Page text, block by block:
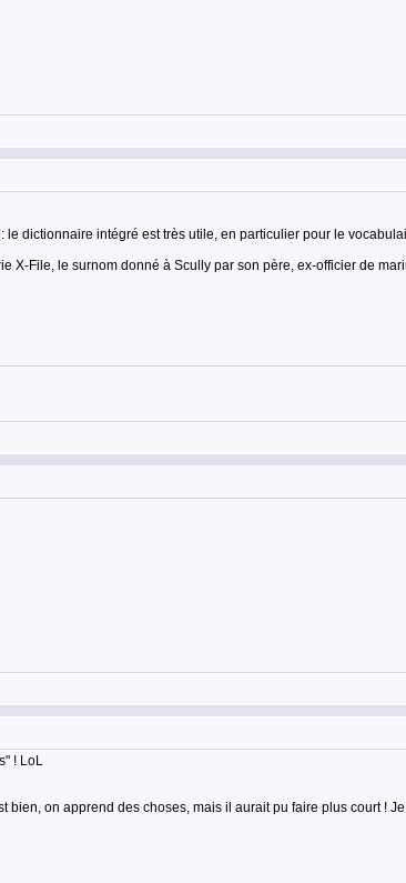
dictionnaire intégré est très utile, en particulier pour le
X-File, le surnom donné à Scully par son père, ex-officier de
! LoL
on apprend des choses, mais il aurait pu faire plus court !